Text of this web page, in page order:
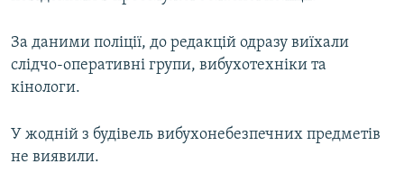
Усі сайти RFE/RL
За даними поліції, до редакцій одразу виїхали
слідчо-оперативні групи, вибухотехніки та
кінологи.
У жодній з будівель вибухонебезпечних предметів
не виявили.